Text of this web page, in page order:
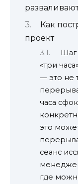
Как
проект
Шаг
«три
— это не
часа
это
сеанс
где